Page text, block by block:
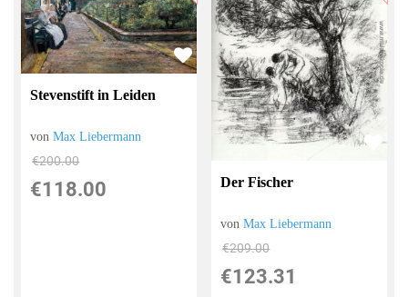
Stevenstift in Leiden
vonMax Liebermann
€200.00
€118.00 Der Fischer
vonMax Liebermann
€209.00
€123.31